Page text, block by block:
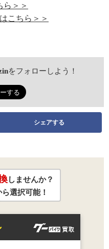
ら＞＞
こちら＞＞
をフォローしよう！
シェアする
しませんか？
選択可能！